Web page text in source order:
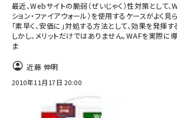
最近、Webサイトの脆弱（ぜいじゃく）性対策として、
ション・ファイアウォール）を使用するケースがよく
「素早く、安価に」対処する方法として、効果を発揮
しかし、メリットだけではありません。WAFを実際に
ま
近藤 伸明
2010年11月17日 20:00